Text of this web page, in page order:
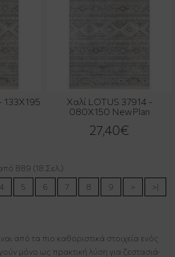
133X195
Χαλί LOTUS 37914 -
080X150 NewPlan
27,40€
889 (18 Σελ.)
4 5 6 7 8 9 > >|
από τα πιο καθοριστικά στοιχεία ενός
μόνο ως πρακτική λύση για ζεστασιά·